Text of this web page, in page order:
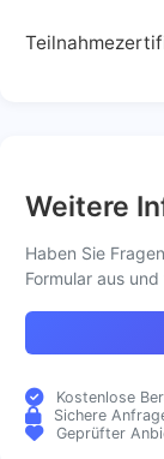
Weitere
Haben Sie
Formular aus
Kostenlose
Sichere
Geprüfter